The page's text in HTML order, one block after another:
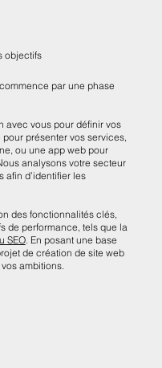
objectifs
par une phase
avec vous pour définir vos
présenter vos services,
ou une app web pour
analysons votre secteur
afin d’identifier les
des fonctionnalités clés,
de performance, tels que la
SEO. En posant une base
de création de site web
ambitions.